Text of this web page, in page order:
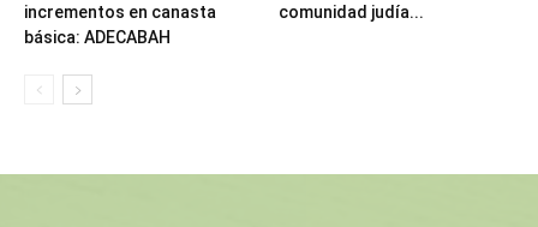
incrementos en canasta
básica: ADECABAH
comunidad judía...